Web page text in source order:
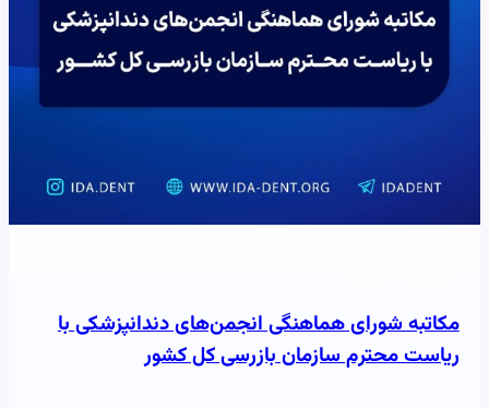
مکاتبه شورای هماهنگی انجمن‌های دندانپزشکی با
ریاست محترم سازمان بازرسی کل کشور